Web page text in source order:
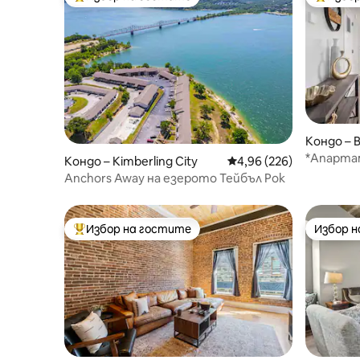
Кондо – Kimberling City Средна оценка: 4,96
4,96 (226)
Anchors Away на езерото Тейбъл Рок
Кондо –
Най-популярен избор на гостите
Избор на гостите Избор
Избор